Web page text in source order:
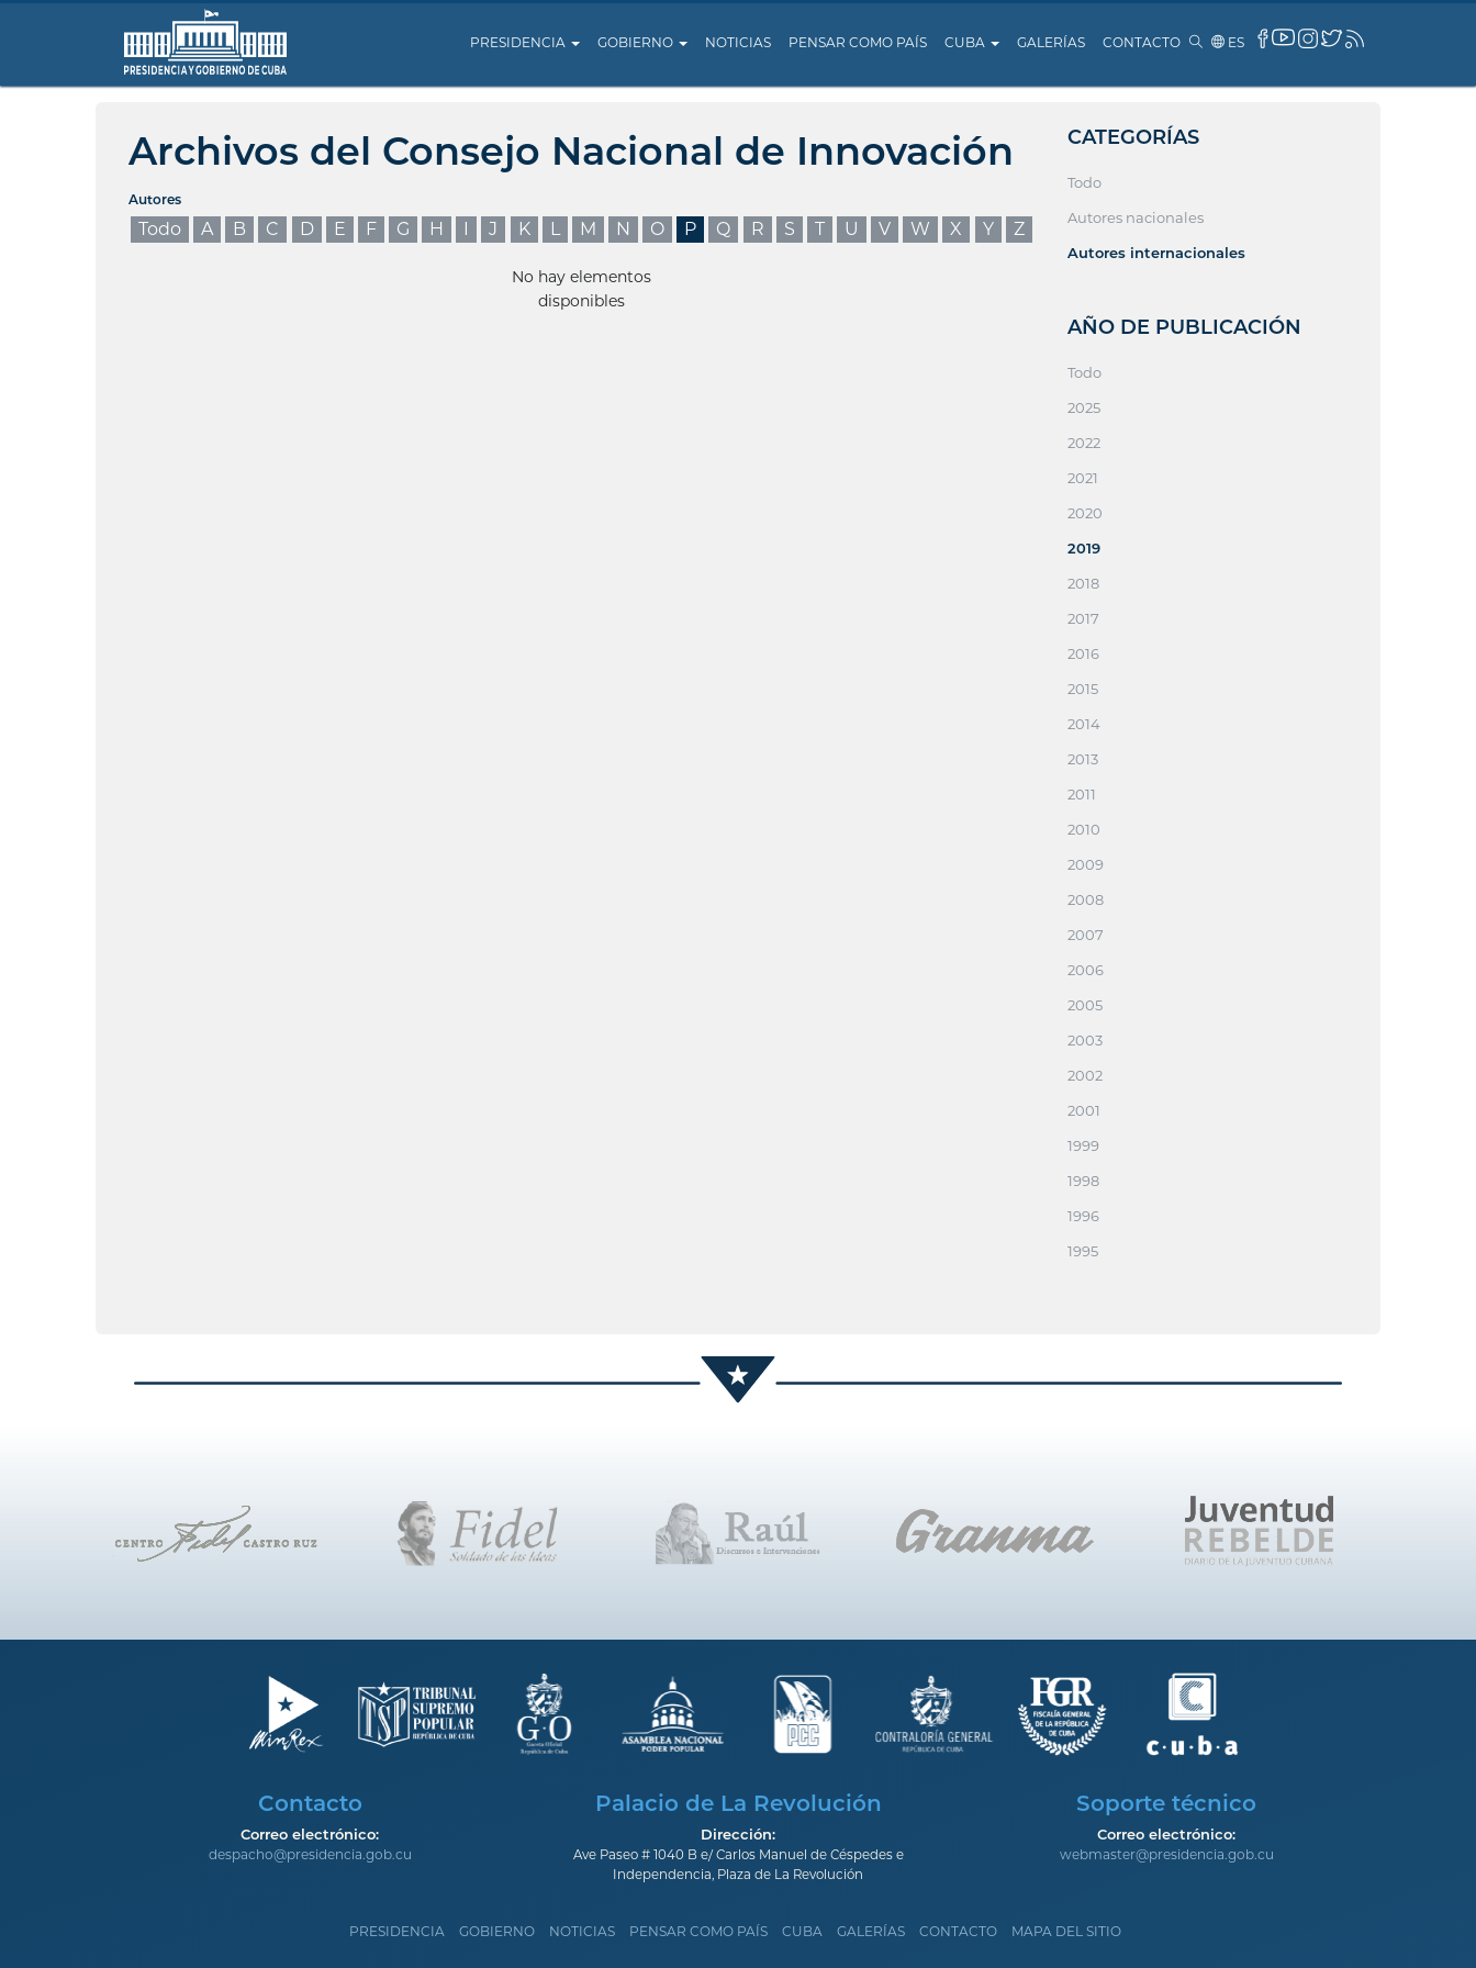
PRESIDENCIA GOBIERNO NOTICIAS PENSAR COMO PAÍS CUBA GALERÍAS CONTACTO ES
Archivos del Consejo Nacional de Innovación
Autores
Todo A B C D E F G H I J K L M N O P Q R S T U V W X Y Z
No hay elementos
disponibles
CATEGORÍAS
Todo
Autores nacionales
Autores internacionales
AÑO DE PUBLICACIÓN
Todo
2025
2022
2021
2020
2019
2018
2017
2016
2015
2014
2013
2011
2010
2009
2008
2007
2006
2005
2003
2002
2001
1999
1998
1996
1995
Contacto
Correo electrónico:
despacho@presidencia.gob.cu
Palacio de La Revolución
Dirección:
Ave Paseo # 1040 B e/ Carlos Manuel de Céspedes e
Independencia, Plaza de La Revolución
Soporte técnico
Correo electrónico:
webmaster@presidencia.gob.cu
PRESIDENCIA GOBIERNO NOTICIAS PENSAR COMO PAÍS CUBA GALERÍAS CONTACTO MAPA DEL SITIO